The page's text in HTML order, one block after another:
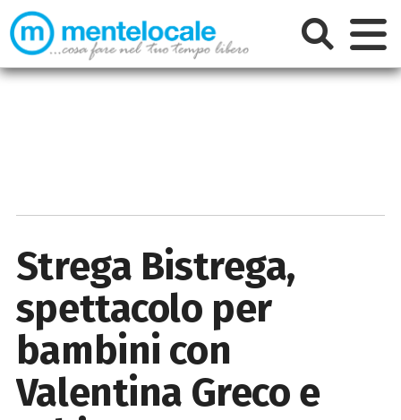
Strega Bistrega,
spettacolo per
bambini con
Valentina Greco e